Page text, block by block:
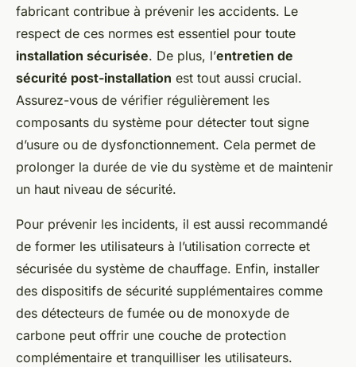
fabricant contribue à prévenir les accidents. Le
respect de ces normes est essentiel pour toute
installation sécurisée. De plus, l’entretien de
sécurité post-installation est tout aussi crucial.
Assurez-vous de vérifier régulièrement les
composants du système pour détecter tout signe
d’usure ou de dysfonctionnement. Cela permet de
prolonger la durée de vie du système et de maintenir
un haut niveau de sécurité.
Pour prévenir les incidents, il est aussi recommandé
de former les utilisateurs à l’utilisation correcte et
sécurisée du système de chauffage. Enfin, installer
des dispositifs de sécurité supplémentaires comme
des détecteurs de fumée ou de monoxyde de
carbone peut offrir une couche de protection
complémentaire et tranquilliser les utilisateurs.